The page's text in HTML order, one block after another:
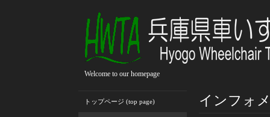
Welcome to our homepage
インフォ
トップページ (top page)